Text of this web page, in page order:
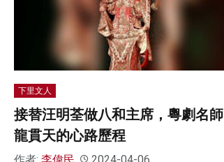
下里文人
接替汪明荃做八和主席，粵劇名師
龍貫天的心路歷程
作者: 李偉民 2024-04-06